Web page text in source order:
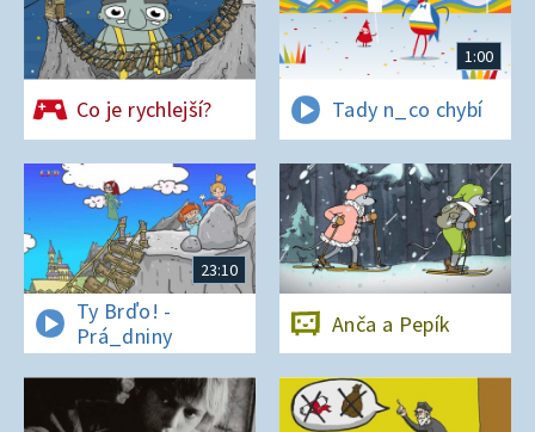
Co je rychlejší?
1:00
Tady n_co chybí
23:10
Ty Brďo! -
Prá_dniny
Anča a Pepík